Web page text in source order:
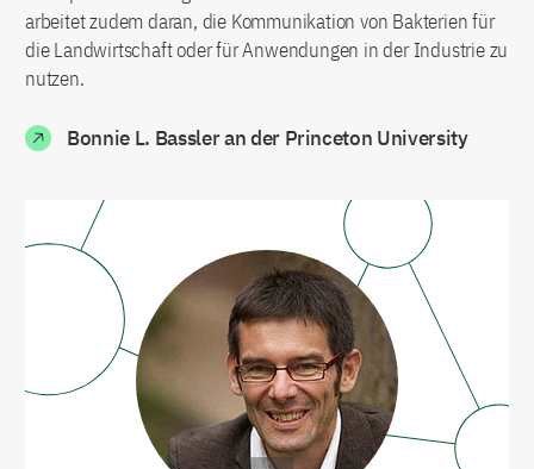
arbeitet zudem daran, die Kommunikation von Bakterien für
die Landwirtschaft oder für Anwendungen in der Industrie zu
nutzen.
Bonnie L. Bassler an der Princeton University